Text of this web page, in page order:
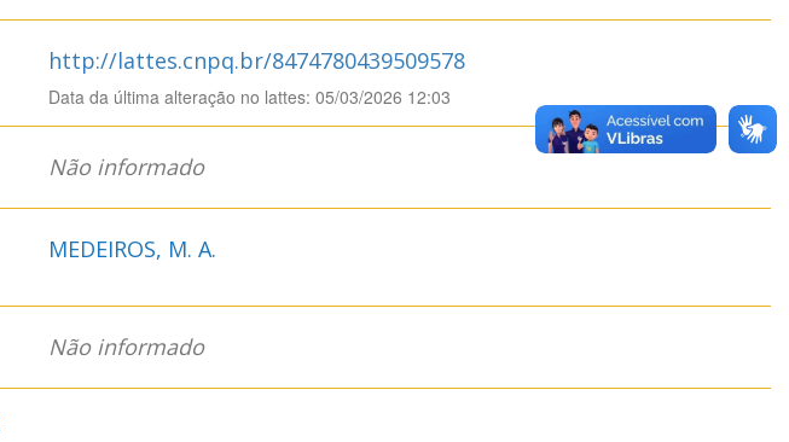
http://lattes.cnpq.br/8474780439509578
Data da última alteração no lattes: 05/03/2026 12:03
Não informado
MEDEIROS, M. A.
Não informado